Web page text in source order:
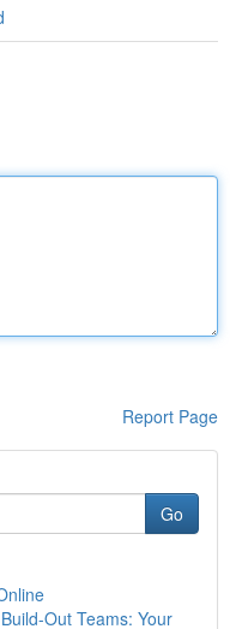
Report Page
Go
Out Teams: Your